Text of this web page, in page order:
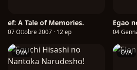
ef: A Tale of Memories.
07 Ottobre 2007 · 12 ep
Egao
04
OVA OVA